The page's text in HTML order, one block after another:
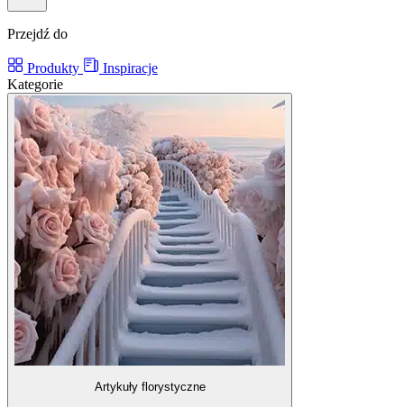
Przejdź do
Produkty
Inspiracje
Kategorie
Artykuły florystyczne